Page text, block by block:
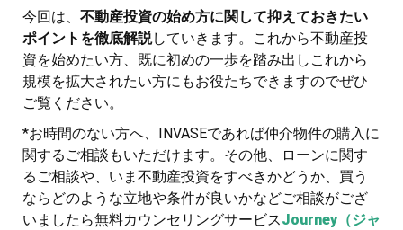
今回は、 不動産投資の始め方に関して抑えておきたい
ポイントを徹底解説していきます。これから不動産投
資を始めたい方、既に初めの一歩を踏み出しこれから
規模を拡大されたい方にもお役たちできますのでぜひ
ご覧ください。
*お時間のない方へ、INVASEであれば仲介物件の購入に
関するご相談もいただけます。その他、ローンに関す
るご相談や、いま不動産投資をすべきかどうか、買う
ならどのような立地や条件が良いかなどご相談がござ
いましたら無料カウンセリングサービスJourney （ジャ